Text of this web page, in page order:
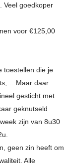
Veel goedkoper
voor €125,00
toestellen die je
Maar daar
gesticht met
geknutseld
zijn van 8u30
geen zin heeft om
Alle